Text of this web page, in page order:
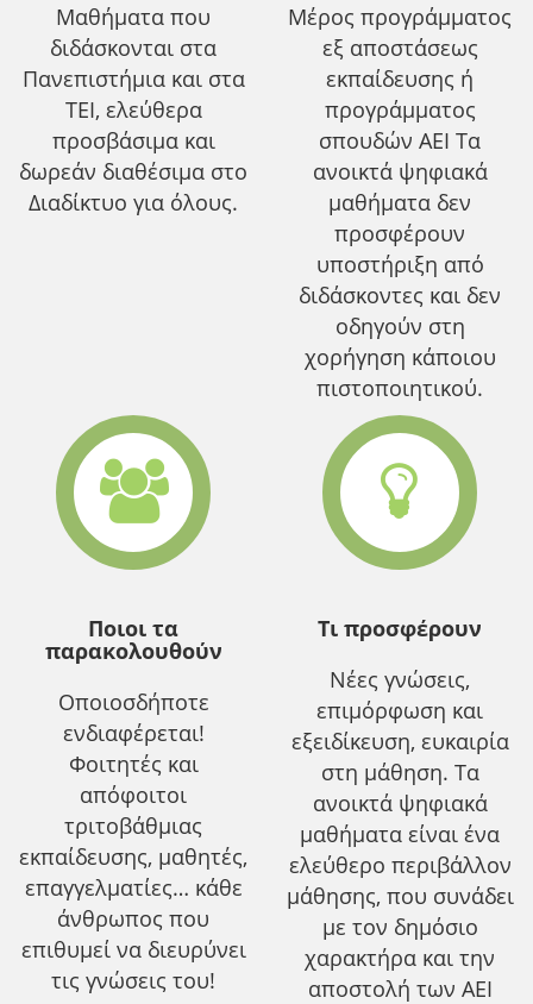
Μαθήματα που
διδάσκονται στα
Πανεπιστήμια και στα
ΤΕΙ, ελεύθερα
προσβάσιμα και
δωρεάν διαθέσιμα στο
Διαδίκτυο για όλους.
Μέρος προγράμματος
εξ αποστάσεως
εκπαίδευσης ή
προγράμματος
σπουδών ΑΕΙ Τα
ανοικτά ψηφιακά
μαθήματα δεν
προσφέρουν
υποστήριξη από
διδάσκοντες και δεν
οδηγούν στη
χορήγηση κάποιου
πιστοποιητικού.
Ποιοι τα
παρακολουθούν
Οποιοσδήποτε
ενδιαφέρεται!
Φοιτητές και
απόφοιτοι
τριτοβάθμιας
εκπαίδευσης, μαθητές,
επαγγελματίες… κάθε
άνθρωπος που
επιθυμεί να διευρύνει
τις γνώσεις του!
Τι προσφέρουν
Νέες γνώσεις,
επιμόρφωση και
εξειδίκευση, ευκαιρία
στη μάθηση. Τα
ανοικτά ψηφιακά
μαθήματα είναι ένα
ελεύθερο περιβάλλον
μάθησης, που συνάδει
με τον δημόσιο
χαρακτήρα και την
αποστολή των ΑΕΙ